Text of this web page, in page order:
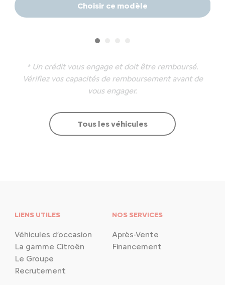
Choisir ce modèle
* Un crédit vous engage et doit être remboursé.
Vérifiez vos capacités de remboursement avant de
vous engager.
Tous les véhicules
LIENS UTILES
Véhicules d’occasion
La gamme Citroën
Le Groupe
Recrutement
NOS SERVICES
Après-Vente
Financement